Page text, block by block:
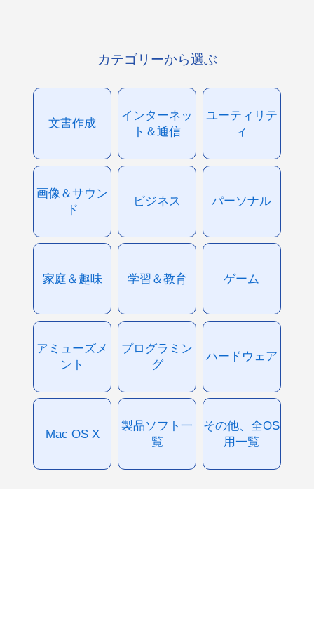
カテゴリーから選ぶ
文書作成
インターネッ
ト＆通信
ユーティリテ
ィ
画像＆サウン
ド
ビジネス パーソナル
家庭＆趣味 学習＆教育 ゲーム
アミューズメ
ント
プログラミン
グ
ハードウェア
Mac OS X
製品ソフト一
覧
その他、全OS
用一覧